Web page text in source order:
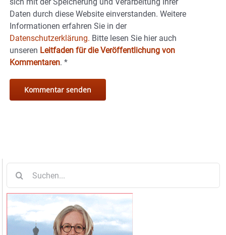
Daten durch diese Website einverstanden. Weitere
Informationen erfahren Sie in der
Datenschutzerklärung. Bitte lesen Sie hier auch
unseren Leitfaden für die Veröffentlichung von
Kommentaren. *
nach: